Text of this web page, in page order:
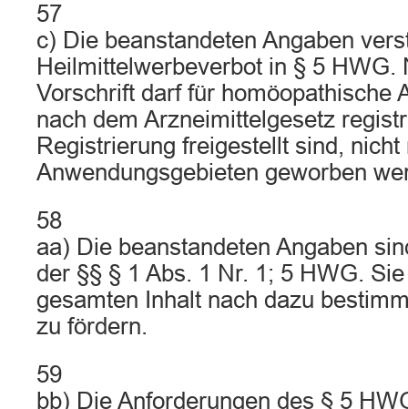
57
c) Die beanstandeten Angaben
Heilmittelwerbeverbot in § 5 HWG.
Vorschrift darf für homöopathische
nach dem Arzneimittelgesetz
Registrierung freigestellt sind,
Anwendungsgebieten geworben
58
aa) Die beanstandeten Angaben
der §§ § 1 Abs. 1 Nr. 1; 5 HWG.
gesamten Inhalt nach dazu
zu fördern.
59
bb) Die Anforderungen des § 5